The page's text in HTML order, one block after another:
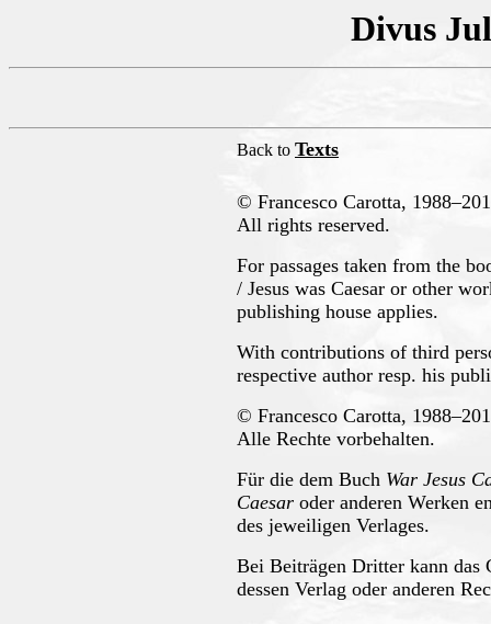
Divus
Back to Texts
© Francesco Carotta,
All rights reserved.
For passages taken from the
/ Jesus was Caesar or other
publishing house applies.
With contributions of third
respective author resp. his
© Francesco Carotta,
Alle Rechte vorbehalten.
Für die dem Buch War Jesus
Caesar oder anderen Werken
des jeweiligen Verlages.
Bei Beiträgen Dritter kann
dessen Verlag oder anderen